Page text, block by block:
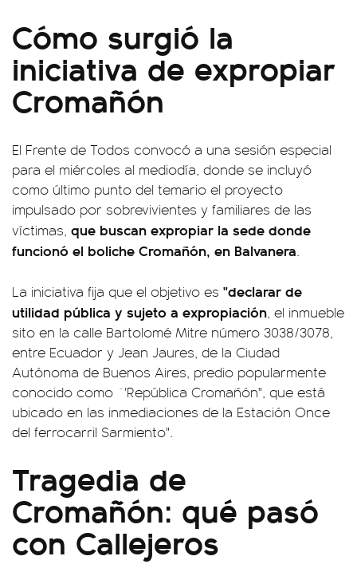
Cómo surgió la
iniciativa de expropiar
Cromañón
El Frente de Todos convocó a una sesión especial
para el miércoles al mediodía, donde se incluyó
como último punto del temario el proyecto
impulsado por sobrevivientes y familiares de las
víctimas, que buscan expropiar la sede donde
funcionó el boliche Cromañón, en Balvanera.
La iniciativa fija que el objetivo es "declarar de
utilidad pública y sujeto a expropiación, el inmueble
sito en la calle Bartolomé Mitre número 3038/3078,
entre Ecuador y Jean Jaures, de la Ciudad
Autónoma de Buenos Aires, predio popularmente
conocido como ´'República Cromañón", que está
ubicado en las inmediaciones de la Estación Once
del ferrocarril Sarmiento".
Tragedia de
Cromañón: qué pasó
con Callejeros